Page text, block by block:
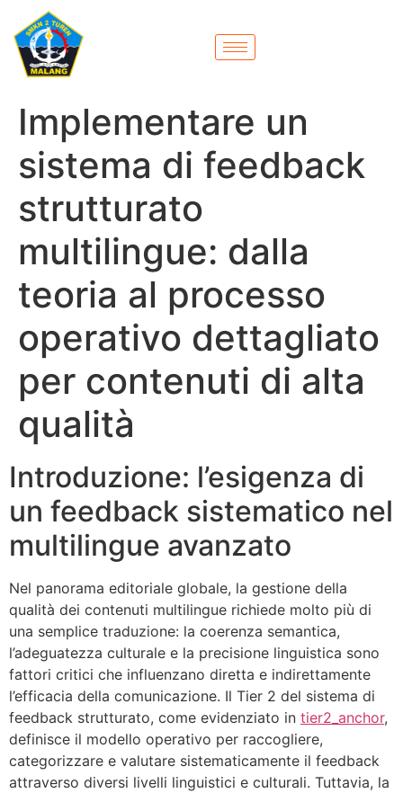
Implementare un
sistema di feedback
strutturato
multilingue: dalla
teoria al processo
operativo dettagliato
per contenuti di alta
qualità
Introduzione: l’esigenza di
un feedback sistematico nel
multilingue avanzato
Nel panorama editoriale globale, la gestione della
qualità dei contenuti multilingue richiede molto più di
una semplice traduzione: la coerenza semantica,
l’adeguatezza culturale e la precisione linguistica sono
fattori critici che influenzano diretta e indirettamente
l’efficacia della comunicazione. Il Tier 2 del sistema di
feedback strutturato, come evidenziato in tier2_anchor,
definisce il modello operativo per raccogliere,
categorizzare e valutare sistematicamente il feedback
attraverso diversi livelli linguistici e culturali. Tuttavia, la